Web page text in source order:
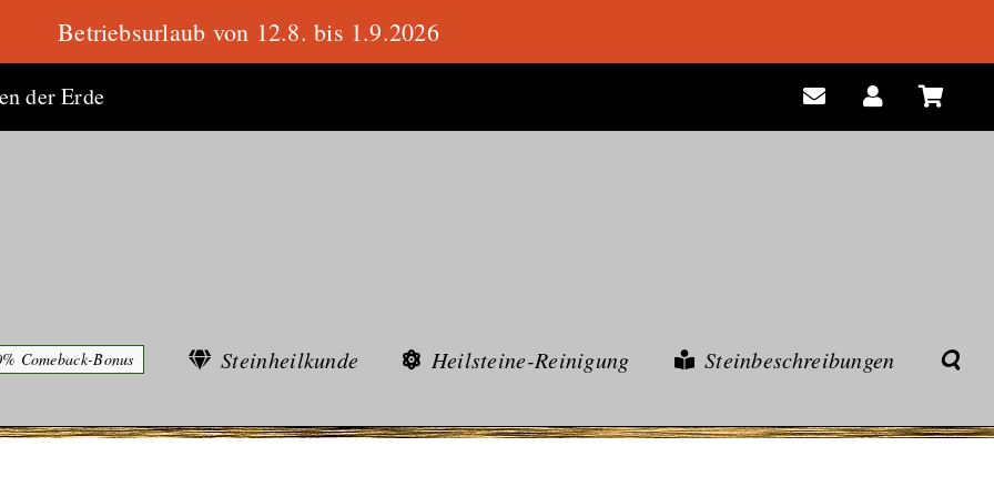
der Erde
Comeback-Bonus Steinheilkunde Heilsteine-Reinigung Steinbeschreibungen
Betriebsurlaub von 12.8. bis 1.9.2026